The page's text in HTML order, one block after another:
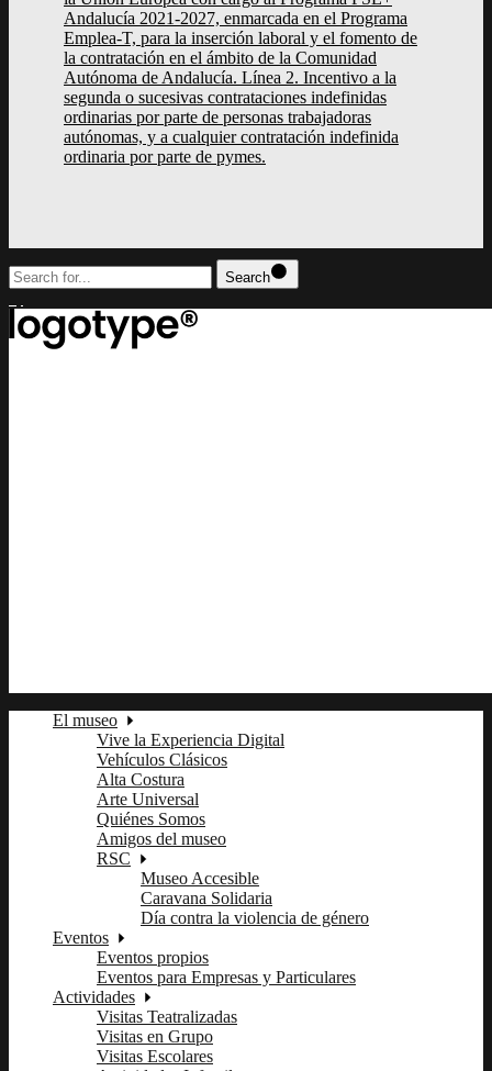
Andalucía 2021-2027, enmarcada en el Programa
Emplea-T, para la inserción laboral y el fomento de
la contratación en el ámbito de la Comunidad
Autónoma de Andalucía. Línea 2. Incentivo a la
segunda o sucesivas contrataciones indefinidas
ordinarias por parte de personas trabajadoras
autónomas, y a cualquier contratación indefinida
ordinaria por parte de pymes.
Search
El museo
Vive la Experiencia Digital
Vehículos Clásicos
Alta Costura
Arte Universal
Quiénes Somos
Amigos del museo
RSC
Museo Accesible
Caravana Solidaria
Día contra la violencia de género
Eventos
Eventos propios
Eventos para Empresas y Particulares
Actividades
Visitas Teatralizadas
Visitas en Grupo
Visitas Escolares